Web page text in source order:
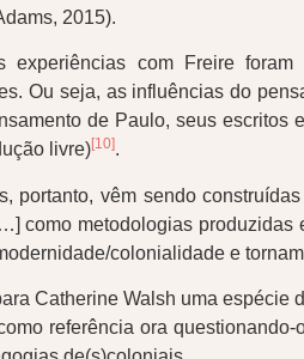
2015).
experiências com Freire
Ou seja, as influências do
de Paulo, seus escritos
livre)[10].
portanto, vêm sendo
como metodologias produzidas
colonialidade e
Catherine Walsh uma espécie
referência ora